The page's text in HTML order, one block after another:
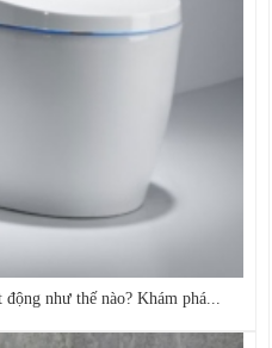
như thế nào? Khám phá...